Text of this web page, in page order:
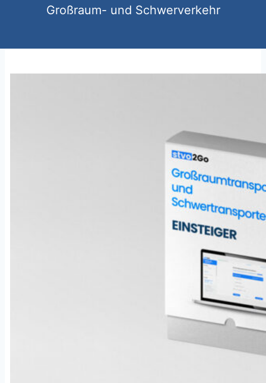
Großraum- und Schwerverkehr